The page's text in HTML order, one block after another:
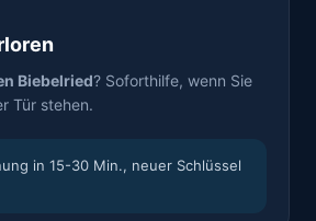
Biebelried? Soforthilfe, wenn Sie
Tür stehen.
in 15-30 Min., neuer Schlüssel